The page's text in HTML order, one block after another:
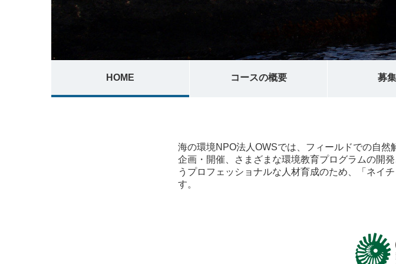
HOME コースの概要 募
海の環境NPO法人OWSでは、フィールドでの自
企画・開催、さまざまな環境教育プログラムの開
うプロフェッショナルな人材育成のため、「ネイ
す。